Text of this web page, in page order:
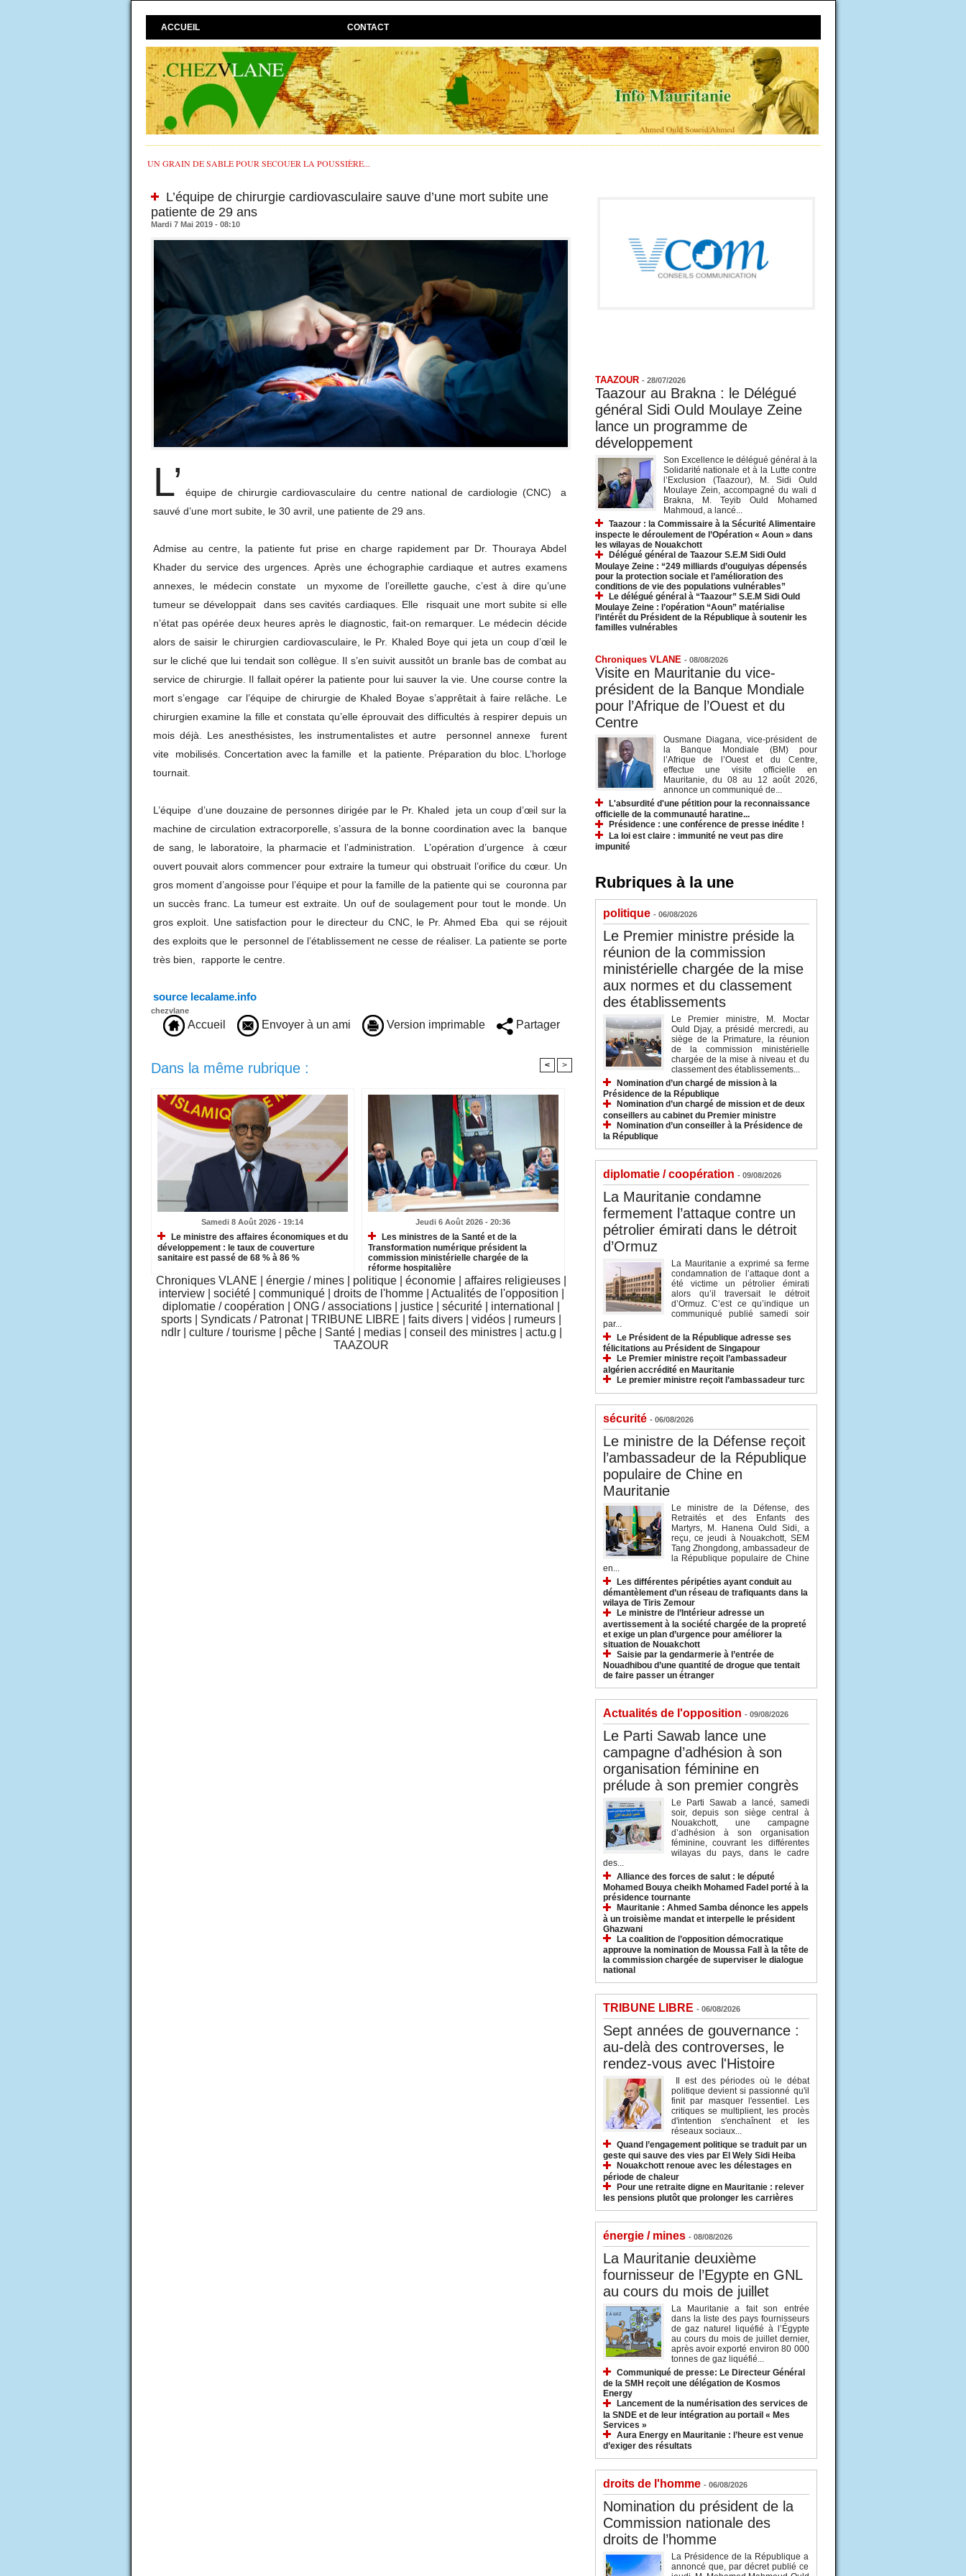
ACCUEIL CONTACT
UN GRAIN DE SABLE POUR SECOUER LA POUSSIÈRE...
L’équipe de chirurgie cardiovasculaire sauve d’une mort subite une
patiente de 29 ans
Mardi 7 Mai 2019 - 08:10
L’ équipe de chirurgie cardiovasculaire du centre national de cardiologie (CNC) a
sauvé d’une mort subite, le 30 avril, une patiente de 29 ans.
Admise au centre, la patiente fut prise en charge rapidement par Dr. Thouraya Abdel
Khader du service des urgences. Après une échographie cardiaque et autres examens
annexes, le médecin constate un myxome de l’oreillette gauche, c’est à dire qu’une
tumeur se développait dans ses cavités cardiaques. Elle risquait une mort subite si elle
n’état pas opérée deux heures après le diagnostic, fait-on remarquer. Le médecin décide
alors de saisir le chirurgien cardiovasculaire, le Pr. Khaled Boye qui jeta un coup d’œil le
sur le cliché que lui tendait son collègue. Il s’en suivit aussitôt un branle bas de combat au
service de chirurgie. Il fallait opérer la patiente pour lui sauver la vie. Une course contre la
mort s’engage car l’équipe de chirurgie de Khaled Boyae s’apprêtait à faire relâche. Le
chirurgien examine la fille et constata qu’elle éprouvait des difficultés à respirer depuis un
mois déjà. Les anesthésistes, les instrumentalistes et autre personnel annexe furent
vite mobilisés. Concertation avec la famille et la patiente. Préparation du bloc. L’horloge
tournait.
L’équipe d’une douzaine de personnes dirigée par le Pr. Khaled jeta un coup d’œil sur la
machine de circulation extracorporelle, s’assura de la bonne coordination avec la banque
de sang, le laboratoire, la pharmacie et l’administration. L’opération d’urgence à cœur
ouvert pouvait alors commencer pour extraire la tumeur qui obstruait l’orifice du cœur. Un
gros moment d’angoisse pour l’équipe et pour la famille de la patiente qui se couronna par
un succès franc. La tumeur est extraite. Un ouf de soulagement pour tout le monde. Un
gros exploit. Une satisfaction pour le directeur du CNC, le Pr. Ahmed Eba qui se réjouit
des exploits que le personnel de l’établissement ne cesse de réaliser. La patiente se porte
très bien, rapporte le centre.
source lecalame.info
chezvlane
Accueil Envoyer à un ami Version imprimable Partager
Dans la même rubrique : < >
Samedi 8 Août 2026 - 19:14
Le ministre des affaires économiques et du
développement : le taux de couverture
sanitaire est passé de 68 % à 86 %
Jeudi 6 Août 2026 - 20:36
Les ministres de la Santé et de la
Transformation numérique président la
commission ministérielle chargée de la
réforme hospitalière
Chroniques VLANE énergie / mines politique économie affaires religieuses
interview
société communiqué droits de l'homme Actualités de l'opposition
diplomatie / coopération
ONG / associations justice sécurité international
sports
Syndicats / Patronat TRIBUNE LIBRE faits divers vidéos rumeurs
ndlr
culture / tourisme pêche Santé medias conseil des ministres actu.g
TAAZOUR
TAAZOUR - 28/07/2026
Taazour au Brakna : le Délégué
général Sidi Ould Moulaye Zeine
lance un programme de
développement
Son Excellence le délégué général à la
Solidarité nationale et à la Lutte contre
l’Exclusion (Taazour), M. Sidi Ould
Moulaye Zein, accompagné du wali d
Brakna, M. Teyib Ould Mohamed
Mahmoud, a lancé...
Taazour : la Commissaire à la Sécurité Alimentaire
inspecte le déroulement de l’Opération « Aoun » dans
les wilayas de Nouakchott
Délégué général de Taazour S.E.M Sidi Ould
Moulaye Zeine : “249 milliards d’ouguiyas dépensés
pour la protection sociale et l’amélioration des
conditions de vie des populations vulnérables”
Le délégué général à “Taazour” S.E.M Sidi Ould
Moulaye Zeine : l’opération “Aoun” matérialise
l’intérêt du Président de la République à soutenir les
familles vulnérables
Chroniques VLANE - 08/08/2026
Visite en Mauritanie du vice-
président de la Banque Mondiale
pour l’Afrique de l’Ouest et du
Centre
Ousmane Diagana, vice-président de
la Banque Mondiale (BM) pour
l’Afrique de l’Ouest et du Centre,
effectue une visite officielle en
Mauritanie, du 08 au 12 août 2026,
annonce un communiqué de...
L'absurdité d'une pétition pour la reconnaissance
officielle de la communauté haratine...
Présidence : une conférence de presse inédite !
La loi est claire : immunité ne veut pas dire
impunité
Rubriques à la une
politique - 06/08/2026
Le Premier ministre préside la
réunion de la commission
ministérielle chargée de la mise
aux normes et du classement
des établissements
Le Premier ministre, M. Moctar
Ould Djay, a présidé mercredi, au
siège de la Primature, la réunion
de la commission ministérielle
chargée de la mise à niveau et du
classement des établissements...
Nomination d’un chargé de mission à la
Présidence de la République
Nomination d’un chargé de mission et de deux
conseillers au cabinet du Premier ministre
Nomination d’un conseiller à la Présidence de
la République
diplomatie / coopération - 09/08/2026
La Mauritanie condamne
fermement l’attaque contre un
pétrolier émirati dans le détroit
d’Ormuz
La Mauritanie a exprimé sa ferme
condamnation de l’attaque dont a
été victime un pétrolier émirati
alors qu’il traversait le détroit
d’Ormuz. C’est ce qu’indique un
communiqué publié samedi soir
par...
Le Président de la République adresse ses
félicitations au Président de Singapour
Le Premier ministre reçoit l’ambassadeur
algérien accrédité en Mauritanie
Le premier ministre reçoit l’ambassadeur turc
sécurité - 06/08/2026
Le ministre de la Défense reçoit
l’ambassadeur de la République
populaire de Chine en
Mauritanie
Le ministre de la Défense, des
Retraités et des Enfants des
Martyrs, M. Hanena Ould Sidi, a
reçu, ce jeudi à Nouakchott, SEM
Tang Zhongdong, ambassadeur de
la République populaire de Chine
en...
Les différentes péripéties ayant conduit au
démantèlement d’un réseau de trafiquants dans la
wilaya de Tiris Zemour
Le ministre de l’Intérieur adresse un
avertissement à la société chargée de la propreté
et exige un plan d’urgence pour améliorer la
situation de Nouakchott
Saisie par la gendarmerie à l’entrée de
Nouadhibou d’une quantité de drogue que tentait
de faire passer un étranger
Actualités de l'opposition - 09/08/2026
Le Parti Sawab lance une
campagne d’adhésion à son
organisation féminine en
prélude à son premier congrès
Le Parti Sawab a lancé, samedi
soir, depuis son siège central à
Nouakchott, une campagne
d’adhésion à son organisation
féminine, couvrant les différentes
wilayas du pays, dans le cadre
des...
Alliance des forces de salut : le député
Mohamed Bouya cheikh Mohamed Fadel porté à la
présidence tournante
Mauritanie : Ahmed Samba dénonce les appels
à un troisième mandat et interpelle le président
Ghazwani
La coalition de l’opposition démocratique
approuve la nomination de Moussa Fall à la tête de
la commission chargée de superviser le dialogue
national
TRIBUNE LIBRE - 06/08/2026
Sept années de gouvernance :
au-delà des controverses, le
rendez-vous avec l'Histoire
Il est des périodes où le débat
politique devient si passionné qu'il
finit par masquer l'essentiel. Les
critiques se multiplient, les procès
d'intention s'enchaînent et les
réseaux sociaux...
Quand l’engagement politique se traduit par un
geste qui sauve des vies par El Wely Sidi Heiba
Nouakchott renoue avec les délestages en
période de chaleur
Pour une retraite digne en Mauritanie : relever
les pensions plutôt que prolonger les carrières
énergie / mines - 08/08/2026
La Mauritanie deuxième
fournisseur de l’Egypte en GNL
au cours du mois de juillet
La Mauritanie a fait son entrée
dans la liste des pays fournisseurs
de gaz naturel liquéfié à l’Égypte
au cours du mois de juillet dernier,
après avoir exporté environ 80 000
tonnes de gaz liquéfié...
Communiqué de presse: Le Directeur Général
de la SMH reçoit une délégation de Kosmos
Energy
Lancement de la numérisation des services de
la SNDE et de leur intégration au portail « Mes
Services »
Aura Energy en Mauritanie : l’heure est venue
d’exiger des résultats
droits de l'homme - 06/08/2026
Nomination du président de la
Commission nationale des
droits de l’homme
La Présidence de la République a
annoncé que, par décret publié ce